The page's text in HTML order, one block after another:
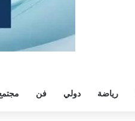
رياضة دولي فن